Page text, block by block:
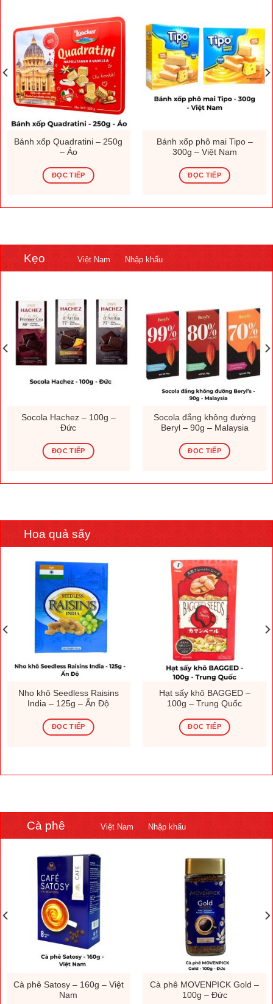
Bánh xốp Quadratini – 250g
– Áo
ĐỌC TIẾP
Bánh xốp phô mai Tipo –
300g – Việt Nam
ĐỌC TIẾP
Kẹo Việt Nam Nhập khẩu
Socola Hachez – 100g –
Đức
ĐỌC TIẾP
Socola đắng không đường
Beryl – 90g – Malaysia
ĐỌC TIẾP
Hoa quả sấy
Nho khô Seedless Raisins
India – 125g – Ấn Độ
ĐỌC TIẾP
Hạt sấy khô BAGGED –
100g – Trung Quốc
ĐỌC TIẾP
Cà phê Việt Nam Nhập khẩu
Cà phê Satosy – 160g – Việt
Nam
Cà phê MOVENPICK Gold –
100g – Đức